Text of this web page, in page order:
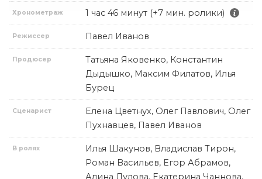
Хронометраж 1 час 46 минут (+7 мин. ролики)
Режиссер Павел Иванов
Продюсер
Татьяна Яковенко, Константин
Дыдышко, Максим Филатов, Илья
Бурец
Сценарист
Елена Цветнух, Олег Павлович, Олег
Пухнавцев, Павел Иванов
В ролях
Илья Шакунов, Владислав Тирон,
Роман Васильев, Егор Абрамов,
Алина Дулова, Екатерина Чаннова,